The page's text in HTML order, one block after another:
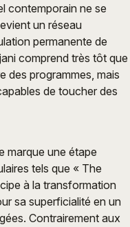
contemporain ne se
un réseau
permanente de
comprend très tôt que
des programmes, mais
de toucher des
marque une étape
tels que « The
à la transformation
sa superficialité en un
Contrairement aux